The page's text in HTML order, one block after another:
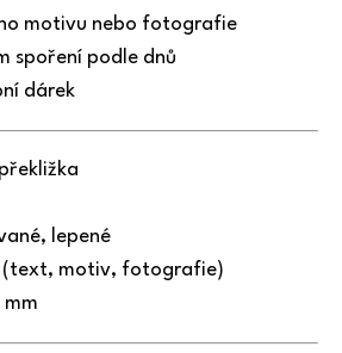
motivu nebo fotografie
spoření podle dnů
dárek
lepené
(text, motiv, fotografie)
mm